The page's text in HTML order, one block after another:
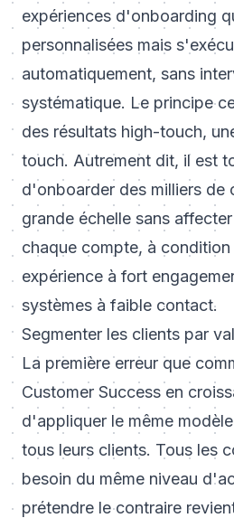
expériences d'onboarding
personnalisées mais
automatiquement, sans
systématique. Le principe
des résultats high-touch,
touch. Autrement dit, il est
d'onboarder des milliers de
grande échelle sans
chaque compte, à
expérience à fort
systèmes à faible contact.
Segmenter les clients par
La première erreur que
Customer Success en
d'appliquer le même
tous leurs clients. Tous les
besoin du même niveau
prétendre le contraire